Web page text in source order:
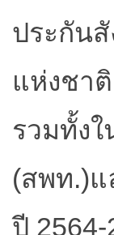
ประกัน
แห่งชา
รวมทั้ง
(สพท.)
ปี